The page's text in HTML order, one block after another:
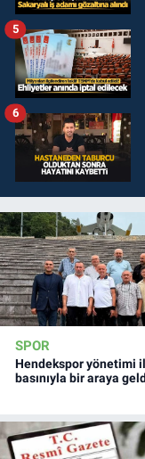
5
6
SPOR
Hendekspor yönetimi
basınıyla bir araya